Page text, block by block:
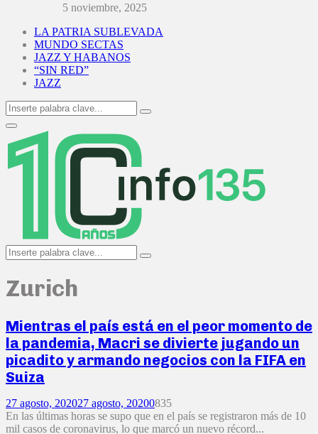
5 noviembre, 2025
LA PATRIA SUBLEVADA
MUNDO SECTAS
JAZZ Y HABANOS
“SIN RED”
JAZZ
Search
for:
Search
Primary
Menu
Search
for:
Search
Zurich
Mientras el país está en el peor momento de
la pandemia, Macri se divierte jugando un
picadito y armando negocios con la FIFA en
Suiza
27 agosto, 202027 agosto, 20200835
En las últimas horas se supo que en el país se registraron más de 10
mil casos de coronavirus, lo que marcó un nuevo récord...